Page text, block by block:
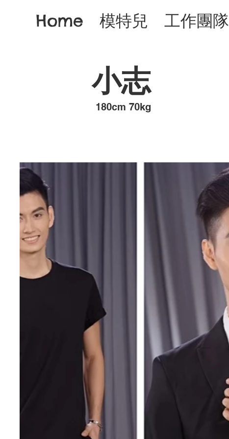
Home 模特兒 工作團隊
小志
​180cm 70kg